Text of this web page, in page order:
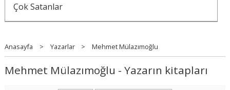
Çok Satanlar
Anasayfa > Yazarlar > Mehmet Mülazımoğlu
Mehmet Mülazımoğlu - Yazarın kitapları